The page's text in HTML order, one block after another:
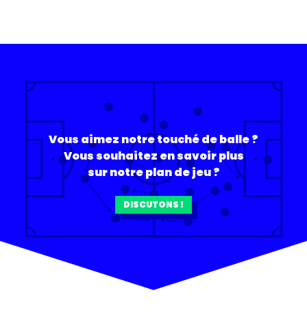
Vous aimez notre touché de balle ?
Vous souhaitez en savoir plus
sur notre plan de jeu ?
DISCUTONS !